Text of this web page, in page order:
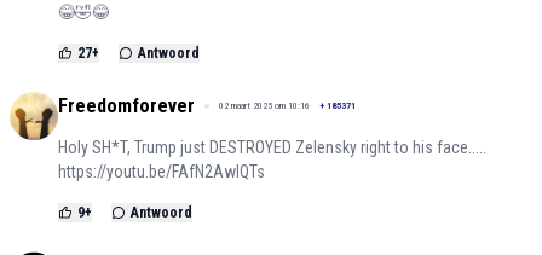
😂🤣😂
27+ Antwoord
Freedomforever 02 maart 2025 om 10:16 + 185371
Holy SH*T, Trump just DESTROYED Zelensky right to his face.....
https://youtu.be/FAfN2AwIQTs
9+ Antwoord